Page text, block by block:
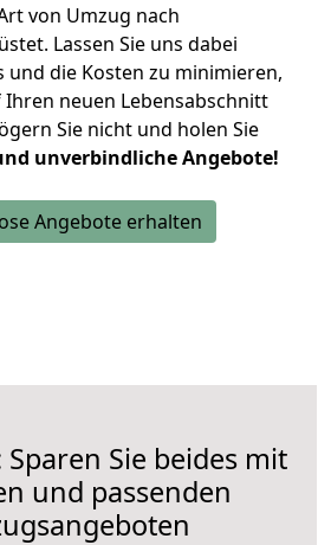
von Umzug nach
Lassen Sie uns dabei
und die Kosten zu minimieren,
Ihren neuen Lebensabschnitt
Sie nicht und holen Sie
unverbindliche Angebote!
Angebote erhalten
Sparen Sie beides mit
und passenden